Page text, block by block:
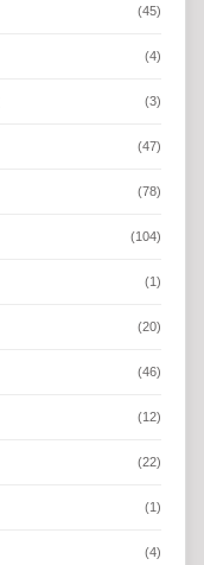
(45)
(4)
(3)
(47)
(78)
(104)
(1)
(20)
(46)
(12)
(22)
(1)
(4)